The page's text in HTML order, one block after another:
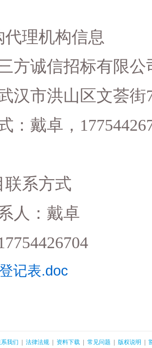
代理机构信息
方诚信招标有限公
汉市洪山区文荟街
： 戴卓，
联系方式
人： 戴卓
记表.doc
我们 法律法规 资料下载 常见问题 版权说明